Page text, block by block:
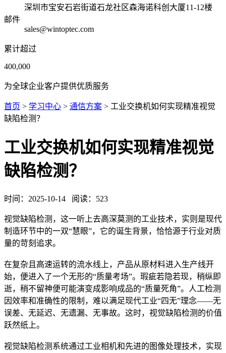
深圳市宝安石岩街道石龙社区森海诺科创大厦11-12楼
邮件
sales@wintoptec.com
累计超过
400,000
为全球企业客户提供优质服务
首页 > 学习中心 > 通信方案 > 工业交换机如何实现精准视觉
缺陷检测？
工业交换机如何实现精准视觉
缺陷检测？
时间： 2025-10-14 阅读： 523
视觉缺陷检测，这一听上去高深莫测的工业技术，实则是现代
制造环节中的一双“慧眼”，它的诞生背景，恰恰源于行业对质
量的苛刻追求。
在复杂且高速运转的流水线上，产品从原材料进入生产线开
始，便进入了一个无形的“质量考场”。瑕疵若隐若现，稍纵即
逝，稍不留神便可能演变成影响成品的“质量死角”。人工检测
因效率和准确性的限制，难以满足现代工业“四无”理念——无
误差、无延迟、无遗漏、无事故。这时，视觉缺陷检测的价值
跃然纸上。
视觉缺陷检测系统通过工业相机和先进的图像处理技术，实现